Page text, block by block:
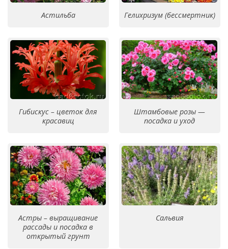
Астильба Гелихризум (бессмертник)
Гибискус – цветок для
красавиц
Штамбовые розы —
посадка и уход
Астры – выращивание
рассады и посадка в
открытый грунт
Сальвия